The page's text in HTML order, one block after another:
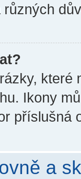
Ikony
příslušná
a